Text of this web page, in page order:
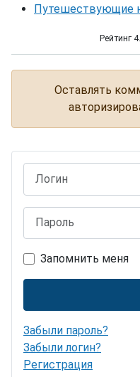
Путешествующие
Рейтинг
Оставлять
Запомнить меня
Забыли пароль?
Забыли логин?
Регистрация